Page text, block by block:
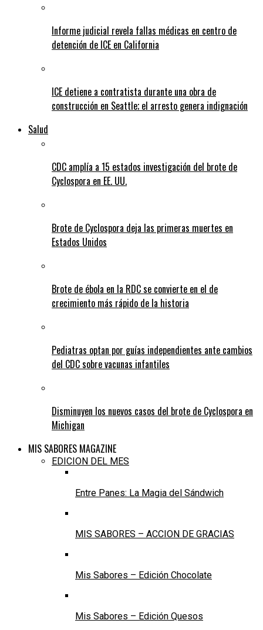
Informe judicial revela fallas médicas en centro de
detención de ICE en California
ICE detiene a contratista durante una obra de
construcción en Seattle; el arresto genera indignación
Salud
CDC amplía a 15 estados investigación del brote de
Cyclospora en EE. UU.
Brote de Cyclospora deja las primeras muertes en
Estados Unidos
Brote de ébola en la RDC se convierte en el de
crecimiento más rápido de la historia
Pediatras optan por guías independientes ante cambios
del CDC sobre vacunas infantiles
Disminuyen los nuevos casos del brote de Cyclospora en
Michigan
MIS SABORES MAGAZINE
EDICION DEL MES
Entre Panes: La Magia del Sándwich
MIS SABORES – ACCION DE GRACIAS
Mis Sabores – Edición Chocolate
Mis Sabores – Edición Quesos